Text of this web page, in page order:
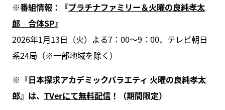
※番組情報：『プラチナファミリー＆火曜の良純孝太
郎 合体SP』
2026年1月13日（火）よる7：00～9：00、テレビ朝日
系24局（※一部地域を除く）
※『日本探求アカデミックバラエティ 火曜の良純孝太
郎』は、 TVerにて無料配信！（期間限定）